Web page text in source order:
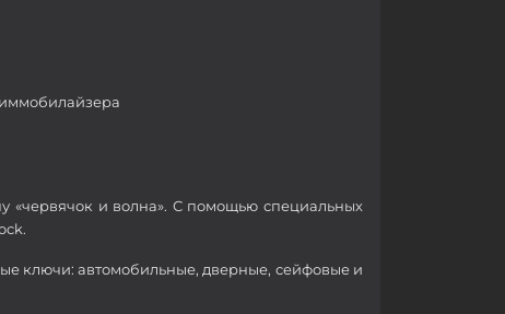
«червячок и волна». С помощью специальных
ключи: автомобильные, дверные, сейфовые и